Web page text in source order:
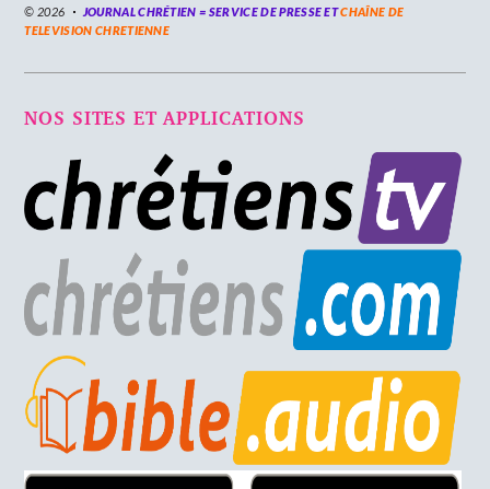
© 2026 JOURNAL CHRÉTIEN = SERVICE DE PRESSE ETCHAÎNE DE
TELEVISION CHRETIENNE
NOS SITES ET APPLICATIONS